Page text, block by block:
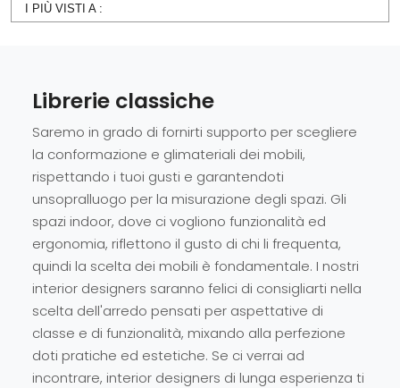
I PIÙ VISTI A :
Librerie classiche
Saremo in grado di fornirti supporto per scegliere
la conformazione e glimateriali dei mobili,
rispettando i tuoi gusti e garantendoti
unsopralluogo per la misurazione degli spazi. Gli
spazi indoor, dove ci vogliono funzionalità ed
ergonomia, riflettono il gusto di chi li frequenta,
quindi la scelta dei mobili è fondamentale. I nostri
interior designers saranno felici di consigliarti nella
scelta dell'arredo pensati per aspettative di
classe e di funzionalità, mixando alla perfezione
doti pratiche ed estetiche. Se ci verrai ad
incontrare, interior designers di lunga esperienza ti